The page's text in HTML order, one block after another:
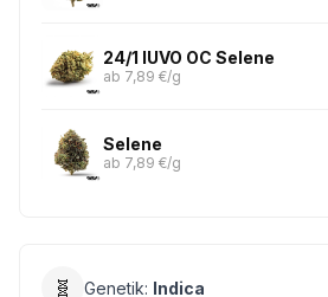
24/1 IUVO OC Selene
ab 7,89 €/g
Selene
ab 7,89 €/g
🧬 Genetik: Indica